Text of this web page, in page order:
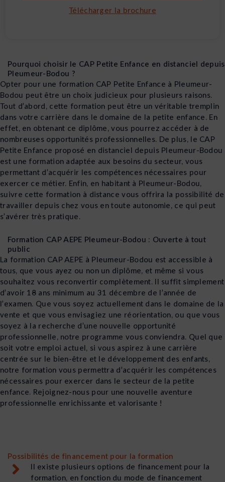
Télécharger la brochure
Pourquoi choisir le CAP Petite Enfance en distanciel depuis
Pleumeur-Bodou ?
Opter pour une formation CAP Petite Enfance à Pleumeur-
Bodou peut être un choix judicieux pour plusieurs raisons.
Tout d’abord, cette formation peut être un véritable tremplin
dans votre carrière dans le domaine de la petite enfance. En
effet, en obtenant ce diplôme, vous pourrez accéder à de
nombreuses opportunités professionnelles. De plus, le CAP
Petite Enfance proposé en distanciel depuis Pleumeur-Bodou
est une formation adaptée aux besoins du secteur, vous
permettant d’acquérir les compétences nécessaires pour
exercer ce métier. Enfin, en habitant à Pleumeur-Bodou,
suivre cette formation à distance vous offrira la possibilité de
travailler depuis chez vous en toute autonomie, ce qui peut
s’avérer très pratique.
Formation CAP AEPE Pleumeur-Bodou : Ouverte à tout
public
La formation CAP AEPE à Pleumeur-Bodou est accessible à
tous, que vous ayez ou non un diplôme, et même si vous
souhaitez vous reconvertir complètement. Il suffit simplement
d’avoir 18 ans minimum au 31 décembre de l’année de
l’examen. Que vous soyez actuellement dans le domaine de la
vente et que vous envisagiez une réorientation, ou que vous
soyez à la recherche d’une nouvelle opportunité
professionnelle, notre programme vous conviendra. Quel que
soit votre emploi actuel, si vous aspirez à une carrière
centrée sur le bien-être et le développement des enfants,
notre formation vous permettra d’acquérir les compétences
nécessaires pour exercer dans le secteur de la petite
enfance. Rejoignez-nous pour une nouvelle aventure
professionnelle enrichissante et valorisante !
Possibilités de financement pour la formation
Il existe plusieurs options de financement pour la
formation, en fonction du mode de financement